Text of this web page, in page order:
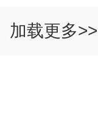
加载更多>>